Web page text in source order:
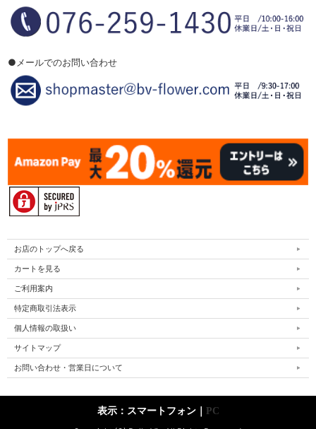
●メールでのお問い合わせ
お店のトップへ戻る
カートを見る
ご利用案内
特定商取引法表示
個人情報の取扱い
サイトマップ
お問い合わせ・営業日について
表示：スマートフォン｜
PC